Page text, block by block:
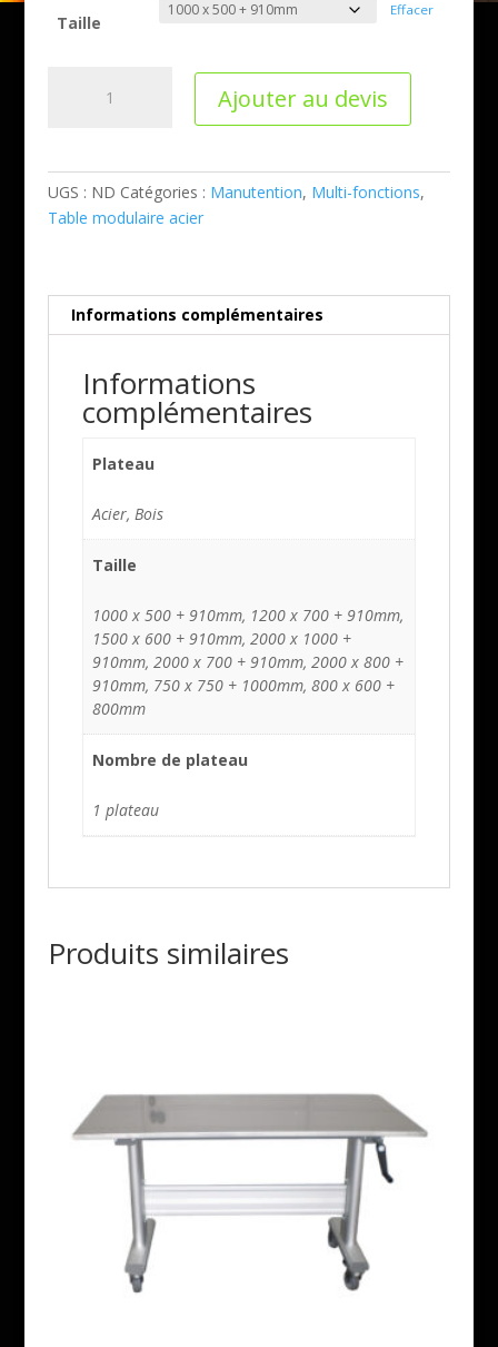
Taille
Effacer
Ajouter au devis
UGS : ND Catégories : Manutention, Multi-fonctions,
Table modulaire acier
Informations complémentaires
Informations
complémentaires
Plateau
Acier, Bois
Taille
1000 x 500 + 910mm, 1200 x 700 + 910mm,
1500 x 600 + 910mm, 2000 x 1000 +
910mm, 2000 x 700 + 910mm, 2000 x 800 +
910mm, 750 x 750 + 1000mm, 800 x 600 +
800mm
Nombre de plateau
1 plateau
Produits similaires